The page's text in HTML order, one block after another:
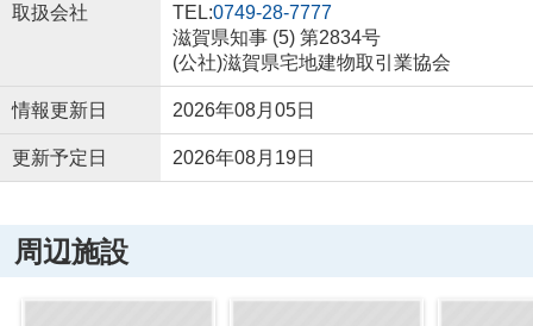
取扱会社
TEL:0749-28-7777
滋賀県知事 (5) 第2834号
(公社)滋賀県宅地建物取引業協会
情報更新日 2026年08月05日
更新予定日 2026年08月19日
周辺施設